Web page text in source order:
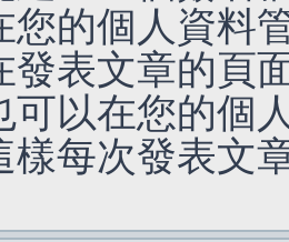
您的個人資料
發表文章的頁
可以在您的個
樣每次發表文